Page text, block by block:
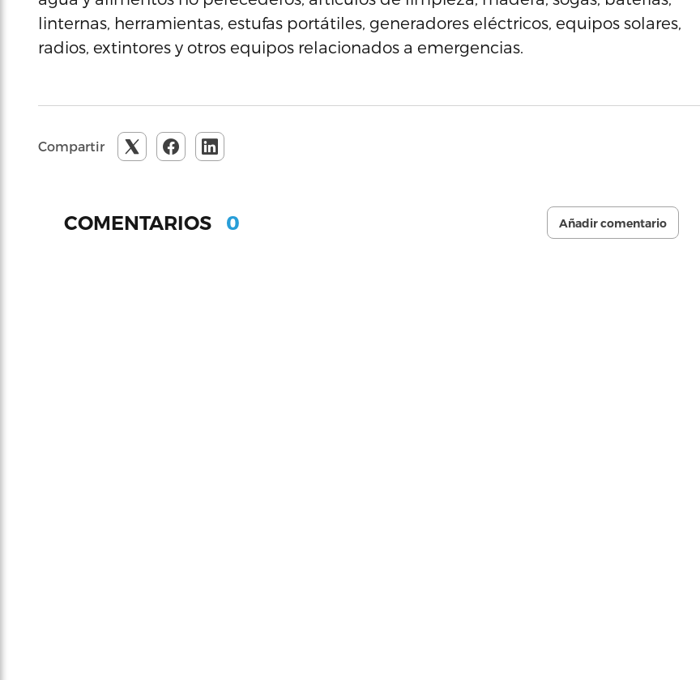
linternas, herramientas, estufas portátiles, generadores eléctricos, equipos solares,
radios, extintores y otros equipos relacionados a emergencias.
Compartir
COMENTARIOS 0 Añadir comentario